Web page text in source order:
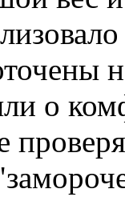
о